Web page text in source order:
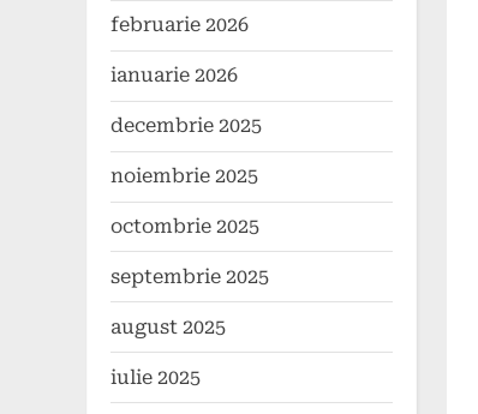
februarie 2026
ianuarie 2026
decembrie 2025
noiembrie 2025
octombrie 2025
septembrie 2025
august 2025
iulie 2025